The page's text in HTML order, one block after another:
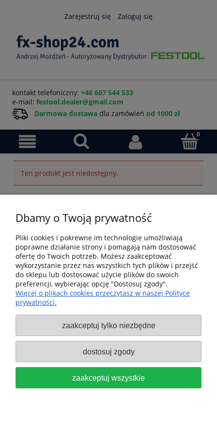
Zarejestruj się Zaloguj się
kontakt telefoniczny: +48 607 544 533
e-mail: festool.dealer@gmail.com
Darmowa dostawa dla zamówień od 1000 zł
Ten produkt jest niedostępny.
Moje konto
Gwarancja i zwroty
Sklep fx-shop24.com | ul. Henryka Pobożnego 10, Krosno
Odrzańskie 66-600, woj. lubuskie | tel:607544533| email:
pokaż pełną wersję strony
Sklep internetowy Shoper Premium
Dbamy o Twoją prywatność
Pliki cookies i pokrewne im technologie umożliwiają
poprawne działanie strony i pomagają nam dostosować
ofertę do Twoich potrzeb. Możesz zaakceptować
wykorzystanie przez nas wszystkich tych plików i przejść
do sklepu lub dostosować użycie plików do swoich
preferencji, wybierając opcję "Dostosuj zgody".
Więcej o plikach cookies przeczytasz w naszej Polityce
prywatności.
zaakceptuj tylko niezbędne
dostosuj zgody
zaakceptuj wszystkie